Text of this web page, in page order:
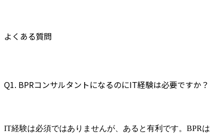
・協業支援/提携支援の経
験
ト、コンサルタント＞
おいて、局面によっては
よくある質問
Q1. BPRコンサルタントになるのにIT経験は必要ですか？
IT経験は必須ではありませんが、あると有利です。BPRは